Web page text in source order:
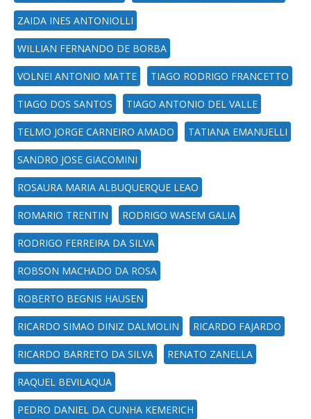
ZAIDA INES ANTONIOLLI
WILLIAN FERNANDO DE BORBA
VOLNEI ANTONIO MATTE TIAGO RODRIGO FRANCETTO
TIAGO DOS SANTOS TIAGO ANTONIO DEL VALLE
TELMO JORGE CARNEIRO AMADO TATIANA EMANUELLI
SANDRO JOSE GIACOMINI
ROSAURA MARIA ALBUQUERQUE LEAO
ROMARIO TRENTIN RODRIGO WASEM GALIA
RODRIGO FERREIRA DA SILVA
ROBSON MACHADO DA ROSA
ROBERTO BEGNIS HAUSEN
RICARDO SIMAO DINIZ DALMOLIN RICARDO FAJARDO
RICARDO BARRETO DA SILVA RENATO ZANELLA
RAQUEL BEVILAQUA
PEDRO DANIEL DA CUNHA KEMERICH